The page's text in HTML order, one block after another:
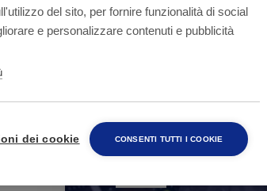
Hai bisogno
attività?
del sito, per fornire funzionalità di social
e personalizzare contenuti e pubblicità
dei cookie CONSENTI TUTTI I COOKIE